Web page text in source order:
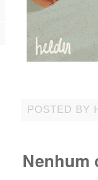
POSTED BY
Nenhum